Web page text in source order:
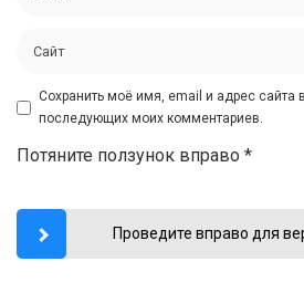
Сохранить моё имя, email и адрес сайта
последующих моих комментариев.
Потяните ползунок вправо *
Проведите вправо для